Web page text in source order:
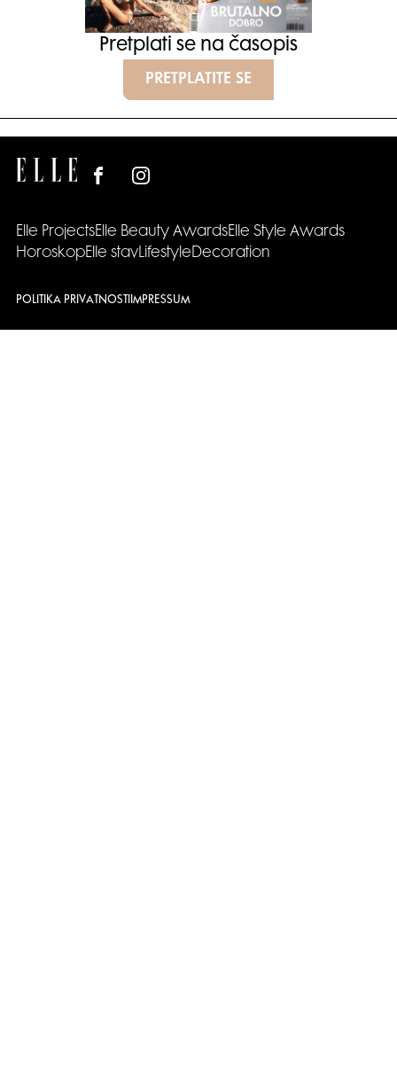
Pretplati se na časopis
PRETPLATITE SE
Elle ProjectsElle Beauty AwardsElle Style Awards
HoroskopElle stavLifestyleDecoration
POLITIKA PRIVATNOSTI IMPRESSUM